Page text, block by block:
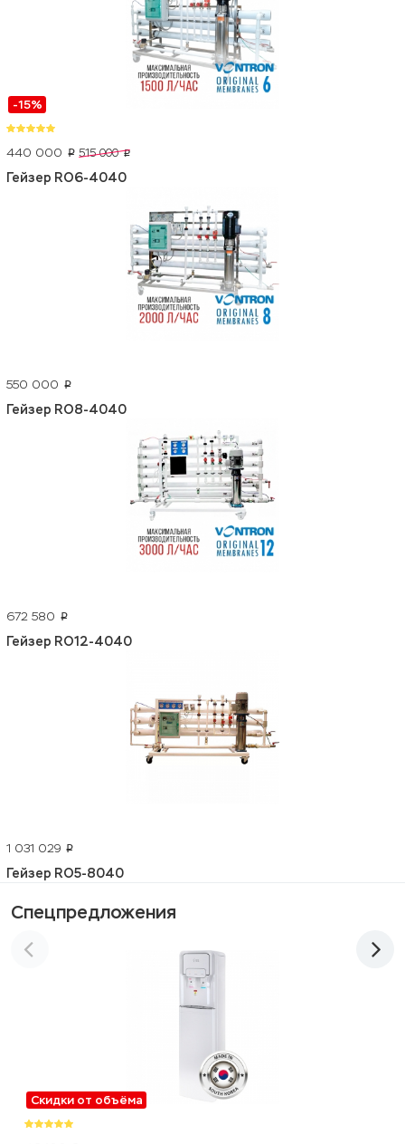
-15%
440 000 p 515 000 p
Гейзер RO6-4040
550 000 p
Гейзер RO8-4040
672 580 p
Гейзер RO12-4040
1 031 029 p
Гейзер RO5-8040
Спецпредложения
Скидки от объёма